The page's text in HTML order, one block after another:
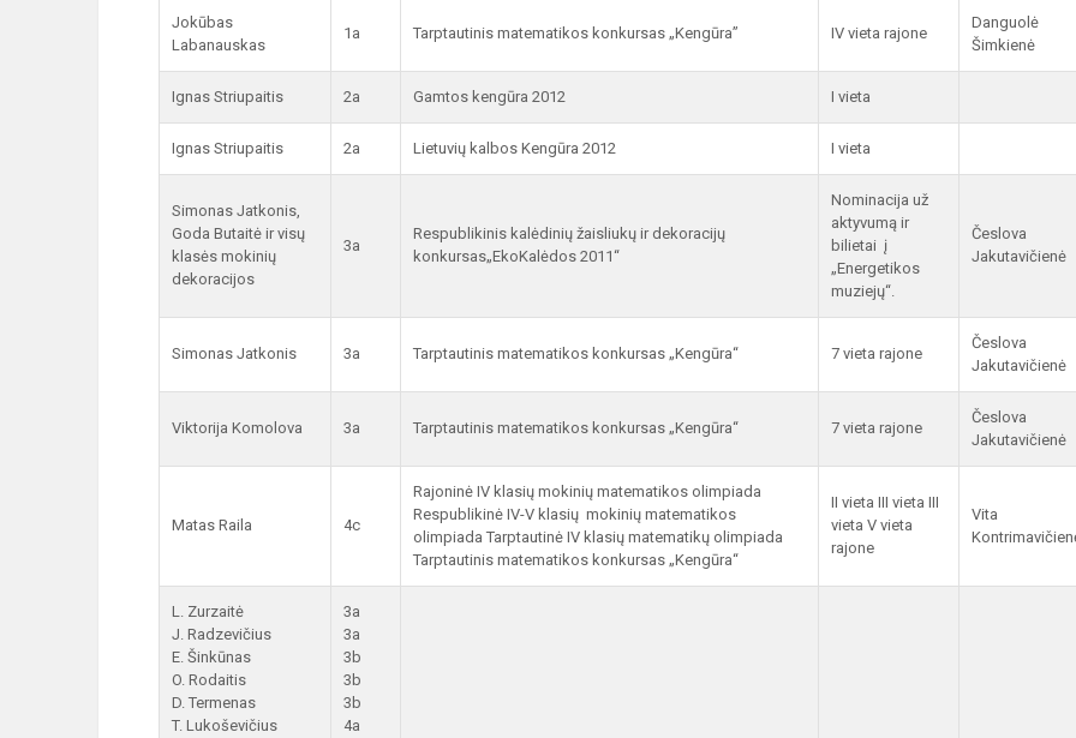
Jokūbas
Labanauskas
1a Tarptautinis matematikos konkursas „Kengūra” IV vieta rajone
Danguolė
Šimkienė
Ignas Striupaitis 2a Gamtos kengūra 2012 I vieta
Ignas Striupaitis 2a Lietuvių kalbos Kengūra 2012 I vieta
Simonas Jatkonis,
Goda Butaitė ir visų
klasės mokinių
dekoracijos
3a
Respublikinis kalėdinių žaisliukų ir dekoracijų
konkursas„EkoKalėdos 2011“
Nominacija už
aktyvumą ir
bilietai į
„Energetikos
muziejų“.
Česlova
Jakutavičienė
Simonas Jatkonis 3a Tarptautinis matematikos konkursas „Kengūra“ 7 vieta rajone
Česlova
Jakutavičienė
Viktorija Komolova 3a Tarptautinis matematikos konkursas „Kengūra“ 7 vieta rajone
Česlova
Jakutavičienė
Matas Raila 4c
Rajoninė IV klasių mokinių matematikos olimpiada
Respublikinė IV-V klasių mokinių matematikos
olimpiada Tarptautinė IV klasių matematikų olimpiada
Tarptautinis matematikos konkursas „Kengūra“
II vieta III vieta III
vieta V vieta
rajone
Vita
L. Zurzaitė
J. Radzevičius
E. Šinkūnas
O. Rodaitis
D. Termenas
T. Lukoševičius
3a
3a
3b
3b
3b
4a